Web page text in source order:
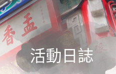
活動日誌